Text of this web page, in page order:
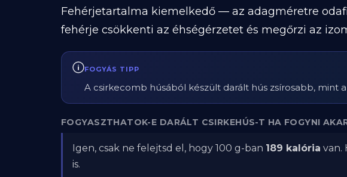
Fehérjetartalma kiemelkedő — az adagméretre
fehérje csökkenti az éhségérzetet és megőrzi az
FOGYÁS TIPP
A csirkecomb húsából készült darált hús zsírosabb, mint
FOGYASZTHATOK-E DARÁLT CSIRKEHÚS-T HA FOGYNI
Igen, csak ne felejtsd el, hogy 100 g-ban 189 kalória van.
is.